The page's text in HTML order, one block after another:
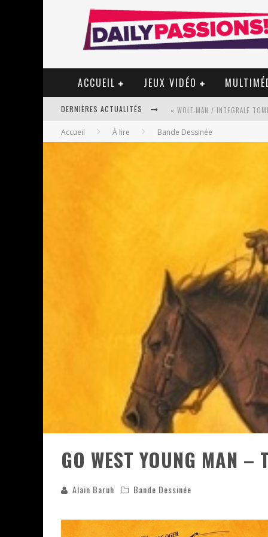
ACCUEIL JEUX VIDÉO
DERNIÈRES ACTUALITÉS « WOLF-MAN / INTEGRALE
« MON VILLAGE RÉVOLTÉ » -
PSYRIVER 2026 : LA MAGIE
« MOFUSAND / PARLER
ASSASSIN'S CREED BLACK FLAG
« LE VENT DAND LES SAULES
« DAMN THEM ALL » - UN DUO
YOSHI AND THE MYSTERIOUS
Accueil À lire Bande Dessinée
GO WEST YOUNG MAN –
Alain Baruh Bande Dessinée